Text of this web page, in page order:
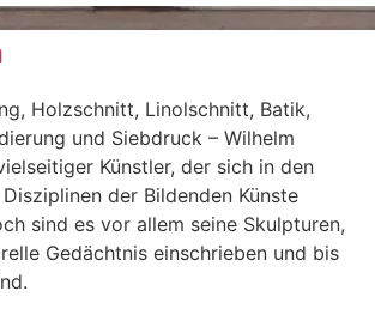
Holzschnitt, Linolschnitt, Batik,
und Siebdruck – Wilhelm
Künstler, der sich in den
der Bildenden Künste
sind es vor allem seine Skulpturen,
Gedächtnis einschrieben und bis